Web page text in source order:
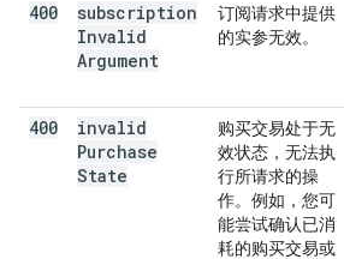
400
subscription
Invalid
Argument
订阅请求中提供
的实参无效。
400
invalid
Purchase
State
购买交易处于无
效状态，无法执
行所请求的操
作。例如，您可
能尝试确认已消
耗的购买交易或